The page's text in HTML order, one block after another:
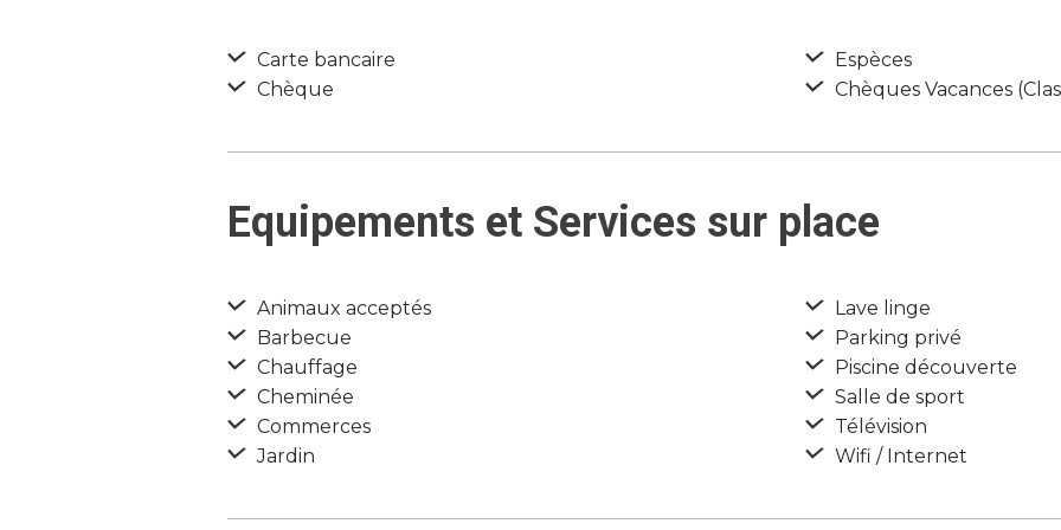
Carte bancaire
Chèque
Espèces
Chèques Vacances
Equipements et Services sur place
Animaux acceptés
Barbecue
Chauffage
Cheminée
Commerces
Jardin
Lave linge
Parking privé
Piscine découverte
Salle de sport
Télévision
Wifi / Internet